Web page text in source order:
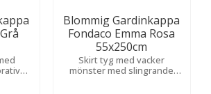
Blommig Gardinkappa
Fondaco Emma Rosa
55x250cm
Skirt tyg med vacker
mönster med slingrande